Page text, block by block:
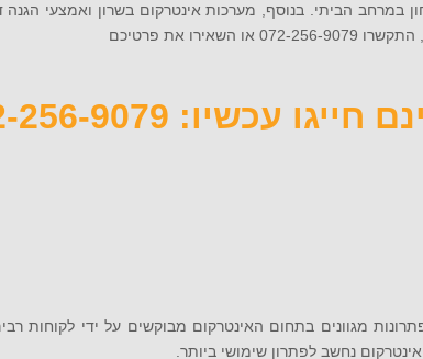
במרחב הביתי. בנוסף, מערכות אינטרקום בשרון ואמצעי
את פרטיכם
עכשיו: 072-256-9079
מגוונים בתחום האינטרקום מבוקשים על ידי לקוחות
נחשב לפתרון שימושי ביותר.